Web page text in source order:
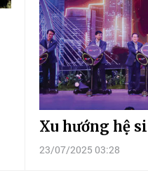
Xu hướng hệ
23/07/2025 03:28